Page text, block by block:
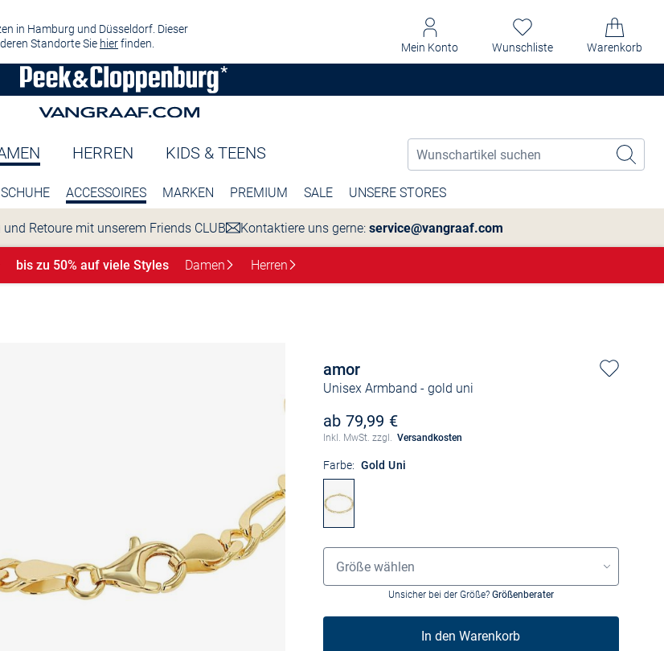
in Hamburg und Düsseldorf. Dieser
Standorte Sie hierfinden. Mein Konto Wunschliste Warenkorb
HERREN KIDS & TEENS
SCHUHE ACCESSOIRES MARKEN PREMIUM SALE UNSERE STORES
Retoure mit unserem Friends CLUB Kontaktiere uns gerne: service@vangraaf.com
bis zu 50% auf viele Styles Damen Herren
amor
Unisex Armband - gold uni
ab 79,99 €
Inkl. MwSt. zzgl. Versandkosten
Farbe: Gold Uni
Grössenauswahl
Größe wählen
Unsicher bei der Größe? Größenberater
In den Warenkorb